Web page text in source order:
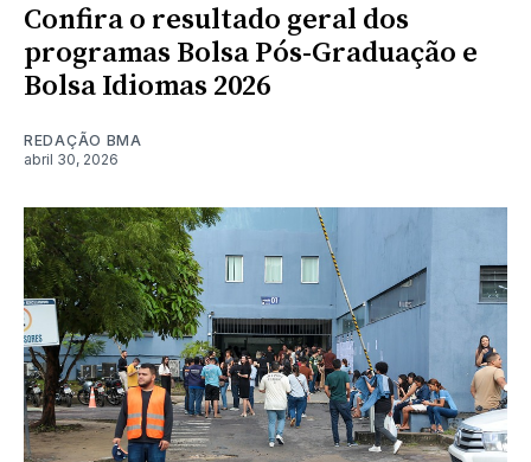
Confira o resultado geral dos
programas Bolsa Pós-Graduação e
Bolsa Idiomas 2026
REDAÇÃO BMA
abril 30, 2026